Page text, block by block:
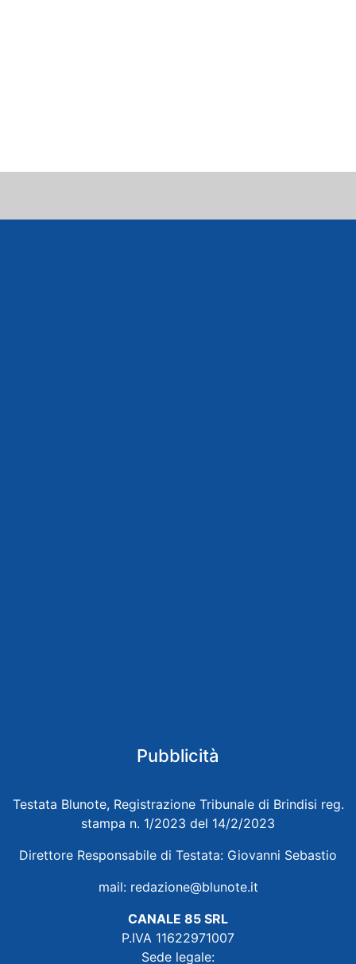
Pubblicità
Testata Blunote, Registrazione Tribunale di Brindisi reg.
stampa n. 1/2023 del 14/2/2023
Direttore Responsabile di Testata: Giovanni Sebastio
mail: redazione@blunote.it
CANALE 85 SRL
P.IVA 11622971007
Sede legale: